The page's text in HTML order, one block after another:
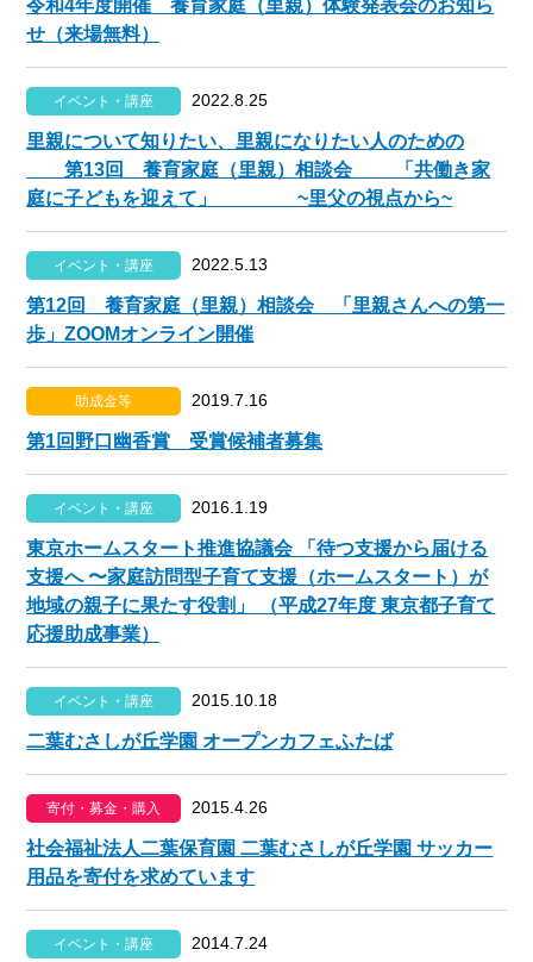
令和4年度開催 養育家庭（里親）体験発表会のお知ら
せ（来場無料）
イベント・講座 2022.8.25
里親について知りたい、里親になりたい人のための
第13回 養育家庭（里親）相談会 「共働き家
庭に子どもを迎えて」 ~里父の視点から~
イベント・講座 2022.5.13
第12回 養育家庭（里親）相談会 「里親さんへの第一
歩」ZOOMオンライン開催
助成金等 2019.7.16
第1回野口幽香賞 受賞候補者募集
イベント・講座 2016.1.19
東京ホームスタート推進協議会 「待つ支援から届ける
支援へ 〜家庭訪問型子育て支援（ホームスタート）が
地域の親子に果たす役割」 （平成27年度 東京都子育て
応援助成事業）
イベント・講座 2015.10.18
二葉むさしが丘学園 オープンカフェふたば
寄付・募金・購入 2015.4.26
社会福祉法人二葉保育園 二葉むさしが丘学園 サッカー
用品を寄付を求めています
イベント・講座 2014.7.24